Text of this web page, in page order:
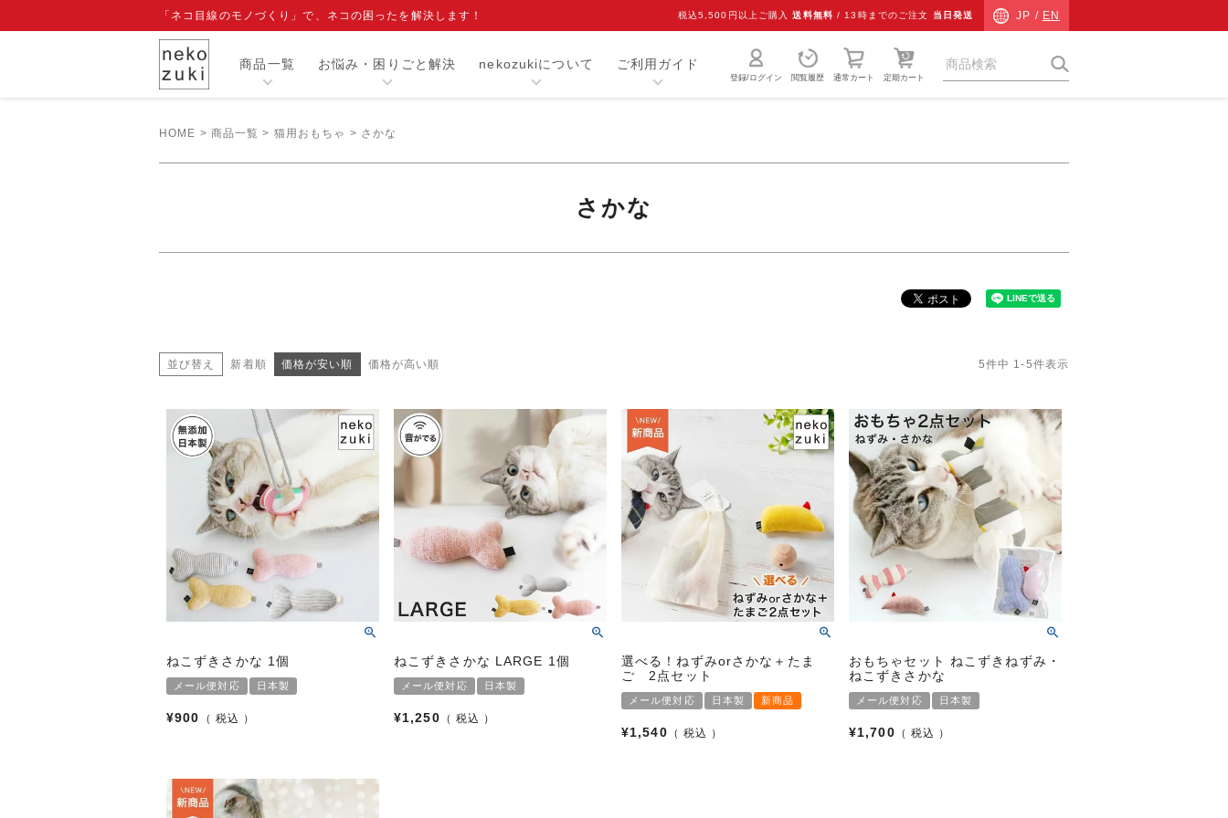
「ネコ目線のモノづくり」で、ネコの困ったを解決します！ 税込5,500円以上ご購入送料無料 / 13時までのご注文 当日発送 JP / EN
商品一覧
室内用品 首輪 チャリティーグッズ
その他
お悩み・困りごと解決 nekozukiについて ご利用ガイド
登録/ログイン 閲覧履歴 通常カート 定期カート
HOME 商品一覧 猫用おもちゃ さかな
さかな
並び替え 新着順 価格が安い順 価格が高い順 5件中 1-5件表示
ねこずきさかな 1個
メール便対応 日本製
¥900 税込
ねこずきさかな LARGE 1個
メール便対応 日本製
¥1,250 税込
選べる！ねずみorさかな＋たま
ご 2点セット
メール便対応 日本製 新商品
¥1,540 税込
おもちゃセット ねこずきねずみ・
ねこずきさかな
メール便対応 日本製
¥1,700 税込